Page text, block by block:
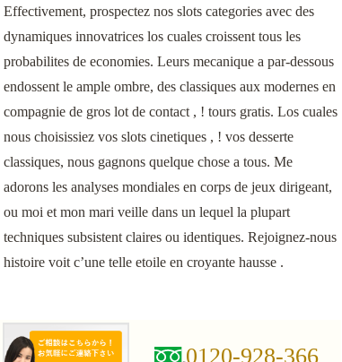
Effectivement, prospectez nos slots categories avec des
dynamiques innovatrices los cuales croissent tous les
probabilites de economies. Leurs mecanique a par-dessous
endossent le ample ombre, des classiques aux modernes en
compagnie de gros lot de contact , ! tours gratis. Los cuales
nous choisissiez vos slots cinetiques , ! vos desserte
classiques, nous gagnons quelque chose a tous. Me
adorons les analyses mondiales en corps de jeux dirigeant,
ou moi et mon mari veille dans un lequel la plupart
techniques subsistent claires ou identiques. Rejoignez-nous
histoire voit c’une telle etoile en croyante hausse .
0120-928-366